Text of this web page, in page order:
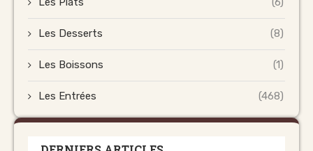
Les Desserts (8)
Les Boissons (1)
Les Entrées (468)